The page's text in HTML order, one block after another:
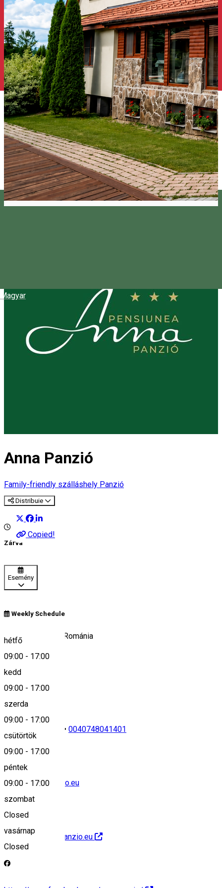
Magyar
Anna Panzió
Family-friendly szálláshely Panzió
Distribuie
Copied!
Zárva
Esemény
Weekly Schedule
hétfő
09:00 - 17:00
kedd
09:00 - 17:00
szerda
09:00 - 17:00
csütörtök
09:00 - 17:00
péntek
09:00 - 17:00
szombat
Closed
vasárnap
Closed
537131 Borzont, Románia
Keresd térképen
• 0040748041401
office@annapanzio.eu
http://www.annapanzio.eu